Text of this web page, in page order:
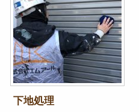
下地処理